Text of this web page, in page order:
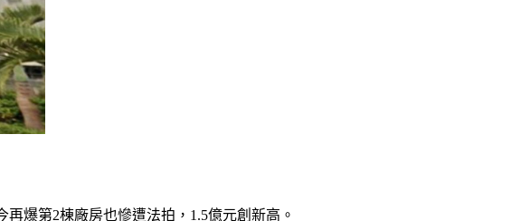
爆第2棟廠房也慘遭法拍，1.5億元創新高。